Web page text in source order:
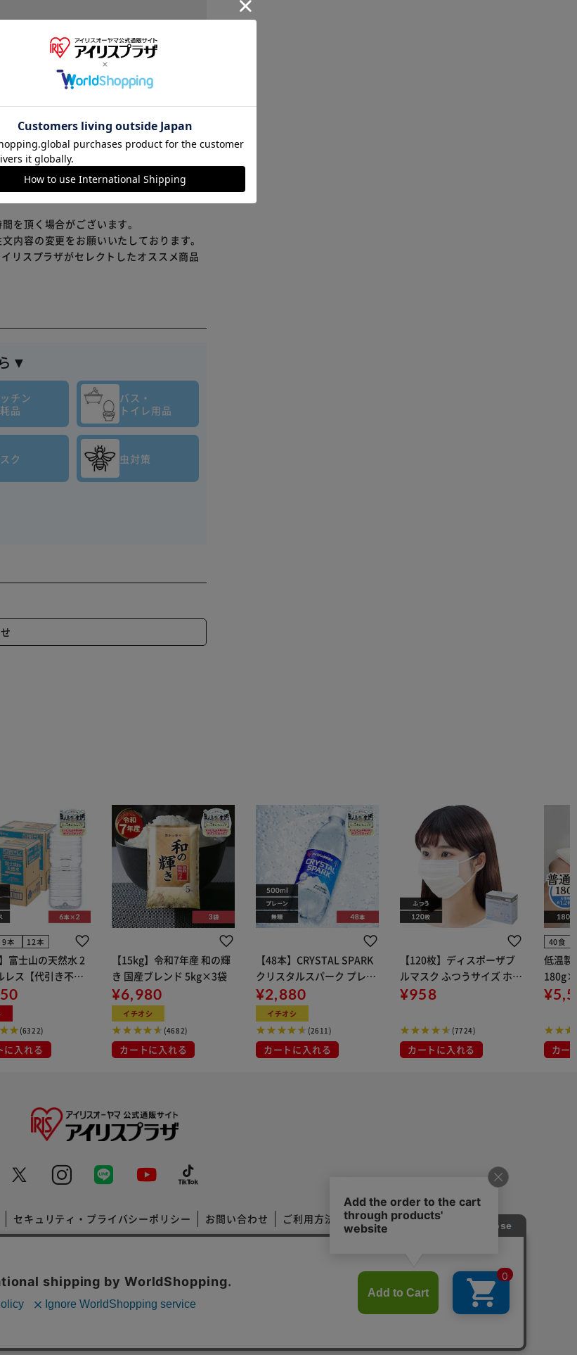
役に立った
を頂く場合がございます。
内容の変更をお願いいたしております。
リスプラザがセレクトしたオススメ商品
▼
チン
品
バス・
トイレ用品
ク 虫対策
9本 12本
富士山の天然水 2
レス【代引き不
(6322)
に入れる
【15kg】令和7年産 和の輝
き 国産ブレンド 5kg×3袋
¥6,980
イチオシ
(4682)
カートに入れる
【48本】CRYSTAL SPARK
クリスタルスパーク プレー
ン 500ml
¥2,880
イチオシ
(2611)
カートに入れる
【120枚】ディスポーザブ
ルマスク ふつうサイズ ホワ
イト 大容量 DISPOSABLE
布
¥958
(7724)
カートに入れる
40食
低温製
カー
セキュリティ・プライバシーポリシー お問い合わせ ご利用方法 ご利用規約
認ください